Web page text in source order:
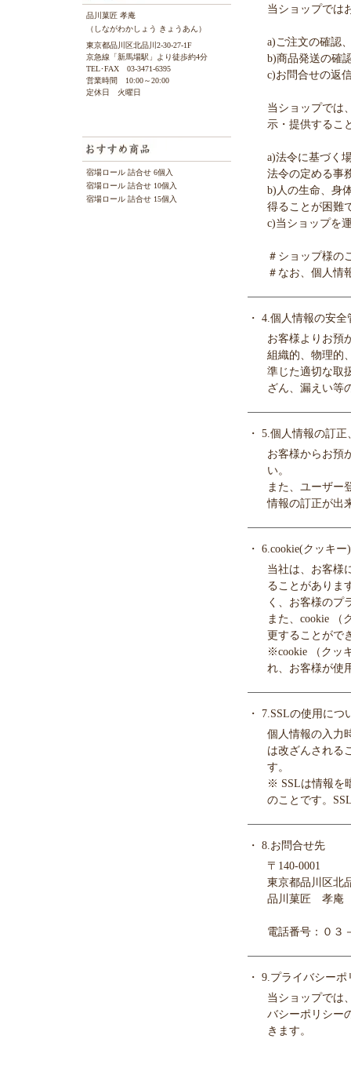
品川菓匠 孝庵
（しながわかしょう きょうあん）
東京都品川区北品川2-30-27-1F
京急線「新馬場駅」より徒歩約4分
TEL･FAX 03-3471-6395
営業時間 10:00～20:00
定休日 火曜日
宿場ロール 詰合せ 6個入
宿場ロール 詰合せ 10個入
宿場ロール 詰合せ 15個入
当ショップでは
a)ご注文の確認
b)商品発送の確
c)お問合せの返
当ショップでは
示・提供するこ
a)法令に基づく
法令の定める事
b)人の生命、身
得ることが困難
c)当ショップを
＃ショップ様の
＃なお、個人情
・ 4.個人情報の安全
お客様よりお預
組織的、物理的
準じた適切な取
ざん、漏えい等
・ 5.個人情報の訂正
お客様からお預
い。
また、ユーザー
情報の訂正が出
・ 6.cookie(クッキ
当社は、お客様
ることがありま
く、お客様のプ
また、cookie （
更することがで
※cookie （クッ
れ、お客様が使
・ 7.SSLの使用につ
個人情報の入力
は改ざんされる
す。
※ SSLは情報を
のことです。
・ 8.お問合せ先
〒140-0001
東京都品川区北
品川菓匠 孝庵
電話番号：０３
・ 9.プライバシー
当ショップでは
バシーポリシー
きます。